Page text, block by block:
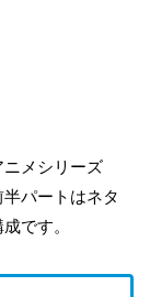
メシリーズ
パートはネタ
です。